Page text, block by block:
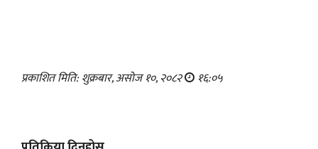
प्रकाशित मिति: शुक्रबार, असोज १०, २०८२ १६:०५